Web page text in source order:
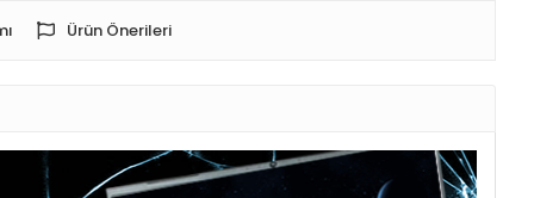
Ürün Önerileri